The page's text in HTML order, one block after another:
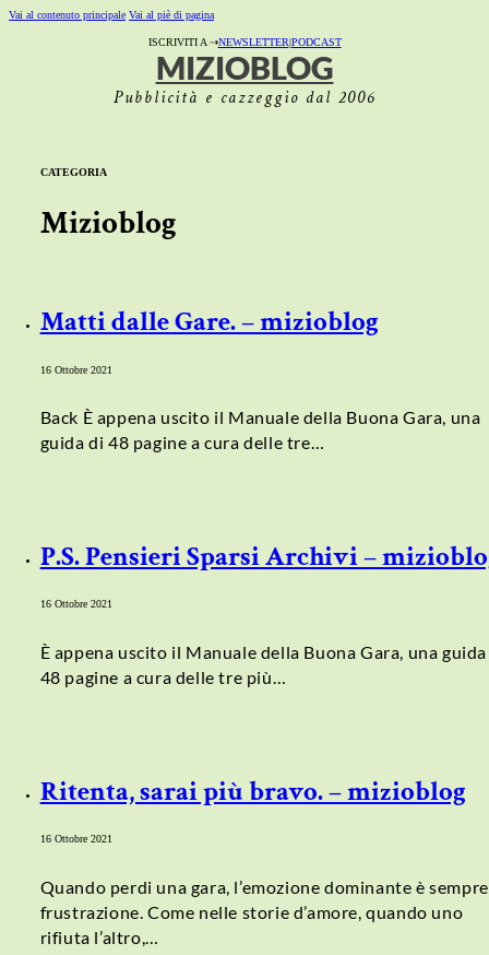
Vai al contenuto principale Vai al piè di pagina
ISCRIVITI A ⇢NEWSLETTER|PODCAST
MIZIOBLOG
Pubblicità e cazzeggio dal 2006
CATEGORIA
Mizioblog
Matti dalle Gare. – mizioblog
16 Ottobre 2021
Back È appena uscito il Manuale della Buona Gara, una
guida di 48 pagine a cura delle tre…
P.S. Pensieri Sparsi Archivi –
16 Ottobre 2021
È appena uscito il Manuale della Buona Gara, una
48 pagine a cura delle tre più…
Ritenta, sarai più bravo. – mizioblog
16 Ottobre 2021
Quando perdi una gara, l’emozione dominante è
frustrazione. Come nelle storie d’amore, quando uno
rifiuta l’altro,…